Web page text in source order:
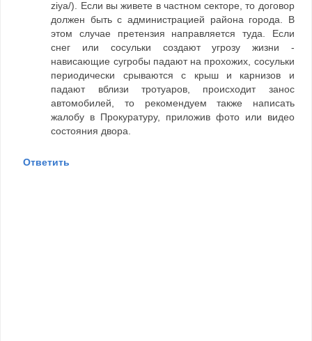
ziya/). Если вы живете в частном секторе, то договор
должен быть с администрацией района города. В
этом случае претензия направляется туда. Если
снег или сосульки создают угрозу жизни -
нависающие сугробы падают на прохожих, сосульки
периодически срываются с крыш и карнизов и
падают вблизи тротуаров, происходит занос
автомобилей, то рекомендуем также написать
жалобу в Прокуратуру, приложив фото или видео
состояния двора.
Ответить